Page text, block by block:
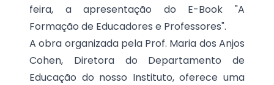
feira, a apresentação do E-Book "A
Formação de Educadores e Professores".
A obra organizada pela Prof. Maria dos Anjos
Cohen, Diretora do Departamento de
Educação do nosso Instituto, oferece uma